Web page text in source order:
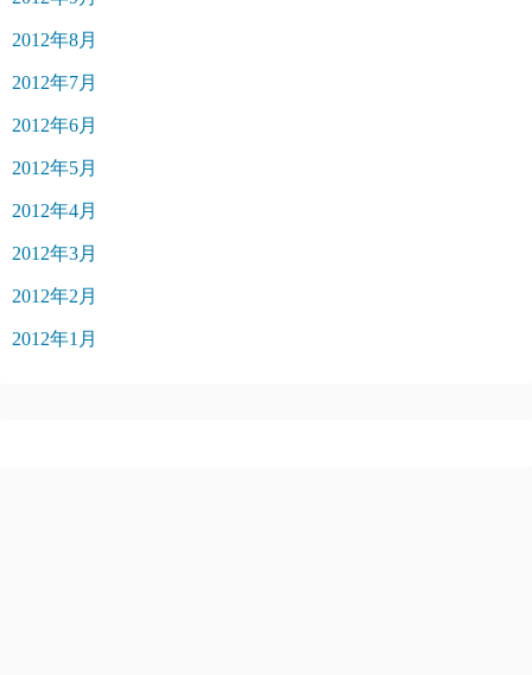
2012年8月
2012年7月
2012年6月
2012年5月
2012年4月
2012年3月
2012年2月
2012年1月